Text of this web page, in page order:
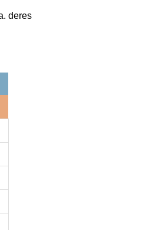
deres